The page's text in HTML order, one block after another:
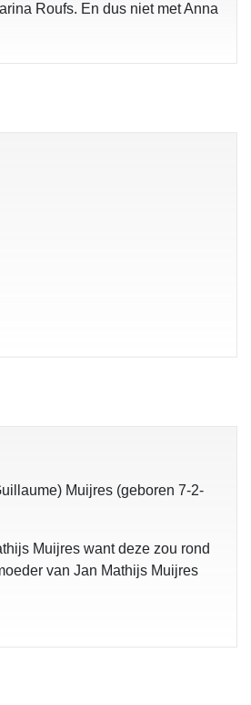
Roufs. En dus niet met Anna
Muijres (geboren 7-2-
Muijres want deze zou rond
van Jan Mathijs Muijres